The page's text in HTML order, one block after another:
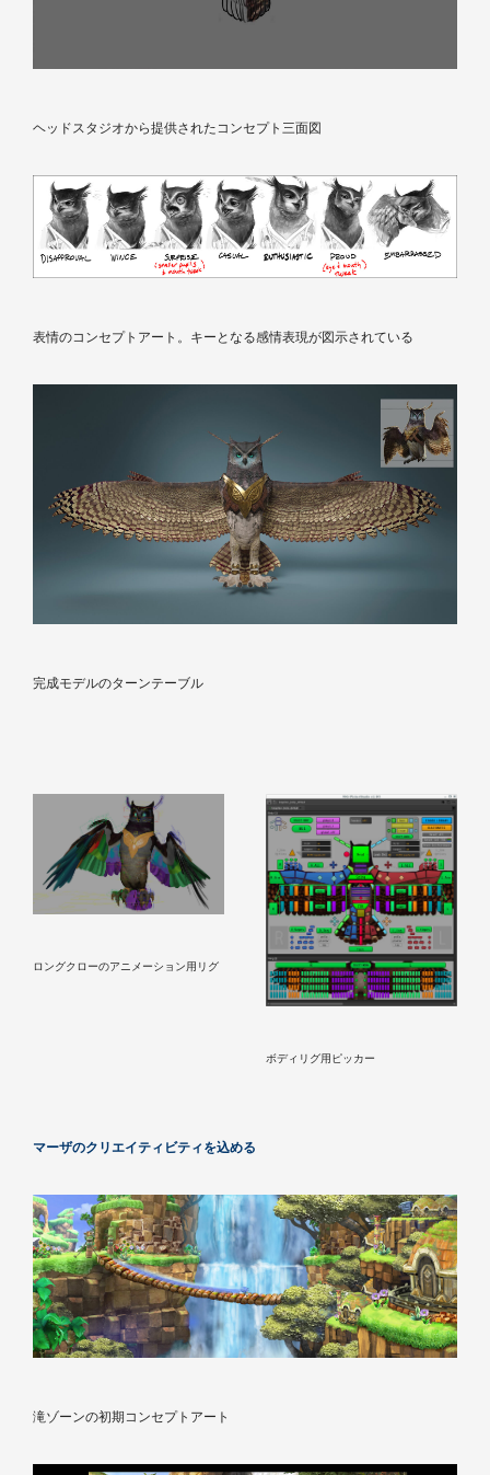
ヘッドスタジオから提供されたコンセプト三面図
表情のコンセプトアート。キーとなる感情表現が図示されている
完成モデルのターンテーブル
ロングクローのアニメーション用リグ
ボディリグ用ピッカー
マーザのクリエイティビティを込める
滝ゾーンの初期コンセプトアート